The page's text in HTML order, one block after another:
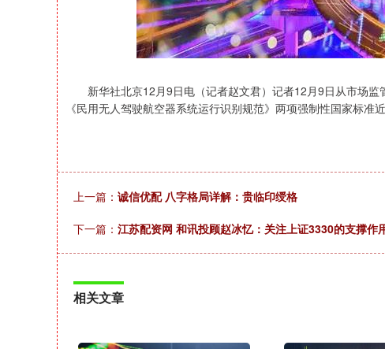
新华社北京12月9日电（记者赵文君）记者12月9日从市场监
《民用无人驾驶航空器系统运行识别规范》两项强制性国家标准
上一篇： 诚信优配 八字格局详解：贵临印绶格
下一篇： 江苏配资网 和讯投顾赵冰忆：关注上证3330的支撑作
相关文章
上证指数 3940.04 39.68